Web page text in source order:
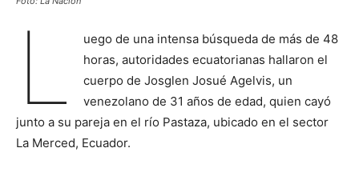
L
uego de una intensa búsqueda de más de 48
horas, autoridades ecuatorianas hallaron el
cuerpo de Josglen Josué Agelvis, un
venezolano de 31 años de edad, quien cayó
junto a su pareja en el río Pastaza, ubicado en el sector
La Merced, Ecuador.